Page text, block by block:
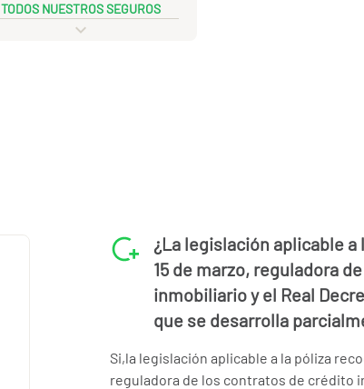
TODOS NUESTROS SEGUROS
¿La legislación aplicable a
15 de marzo, reguladora
inmobiliario y el Real
que se desarrolla
Si,la legislación aplicable a la póliza
reguladora de los contratos de crédito